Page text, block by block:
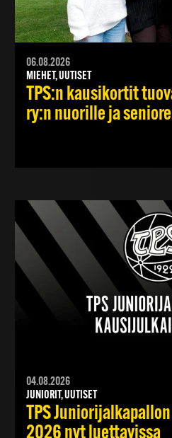
06.08.2026
MIEHET, UUTISET
TPS:n kausikortit
ry:n nuorille ja
04.08.2026
JUNIORIT, UUTISET
TPS
2026 nyt luettavissa